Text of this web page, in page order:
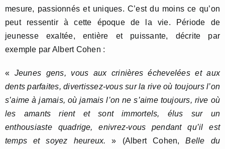
mesure, passionnés et uniques. C’est du moins ce qu’on
peut ressentir à cette époque de la vie. Période de
jeunesse exaltée, entière et puissante, décrite par
exemple par Albert Cohen :
« Jeunes gens, vous aux crinières échevelées et aux
dents parfaites, divertissez-vous sur la rive où toujours l’on
s’aime à jamais, où jamais l’on ne s’aime toujours, rive où
les amants rient et sont immortels, élus sur un
enthousiaste quadrige, enivrez-vous pendant qu’il est
temps et soyez heureux. » (Albert Cohen,Belle du